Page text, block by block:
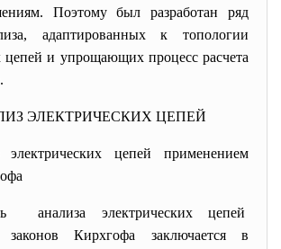
Поэтому был разработан ряд
адаптированных к топологии
цепей и упрощающих процесс расчета
ЭЛЕКТРИЧЕСКИХ ЦЕПЕЙ
электрических цепей применением
анализа электрических цепей
законов Кирхгофа заключается в